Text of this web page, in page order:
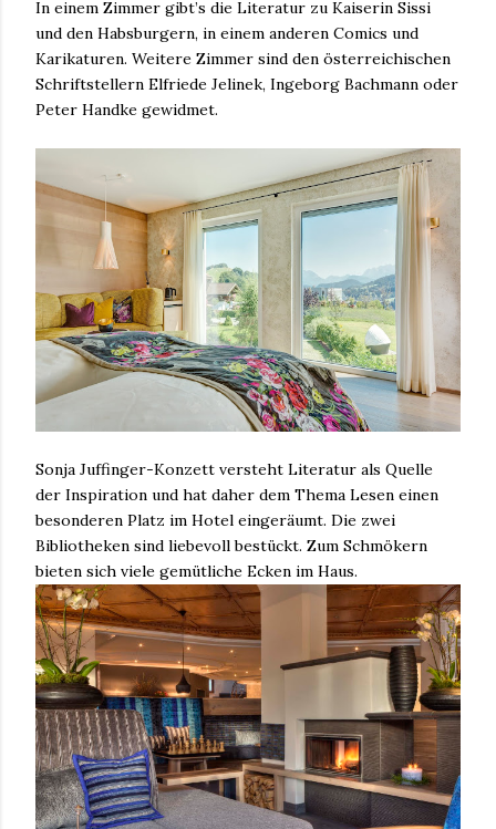
In einem Zimmer gibt’s die Literatur zu Kaiserin Sissi
und den Habsburgern, in einem anderen Comics und
Karikaturen. Weitere Zimmer sind den österreichischen
Schriftstellern Elfriede Jelinek, Ingeborg Bachmann oder
Peter Handke gewidmet.
Sonja Juffinger-Konzett versteht Literatur als Quelle
der Inspiration und hat daher dem Thema Lesen einen
besonderen Platz im Hotel eingeräumt. Die zwei
Bibliotheken sind liebevoll bestückt. Zum Schmökern
bieten sich viele gemütliche Ecken im Haus.